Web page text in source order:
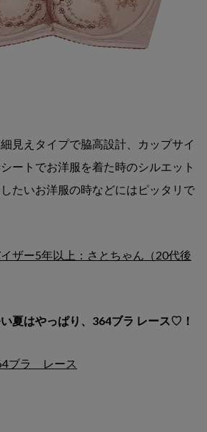
見えタイプで脇高設計、カップサイ
ートでお洋服を着た時のシルエット
たいお洋服の時などにはピッタリで
ザー5年以上：さとちゃん（20代後
夏はやっぱり、364ブラ レース♡！
ブラ レース